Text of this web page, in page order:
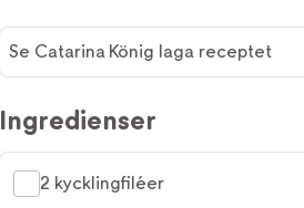
Catarina
König
laga
receptet
Se Catarina König laga receptet
Ingredienser
2 kycklingfiléer